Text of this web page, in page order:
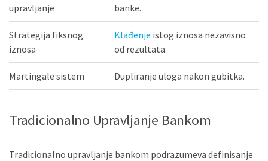
upravljanje
banke.
Strategija fiksnog
iznosa
Klađenje istog iznosa nezavisno
od rezultata.
Martingale sistem Dupliranje uloga nakon gubitka.
Tradicionalno Upravljanje Bankom
Tradicionalno upravljanje bankom podrazumeva definisanje